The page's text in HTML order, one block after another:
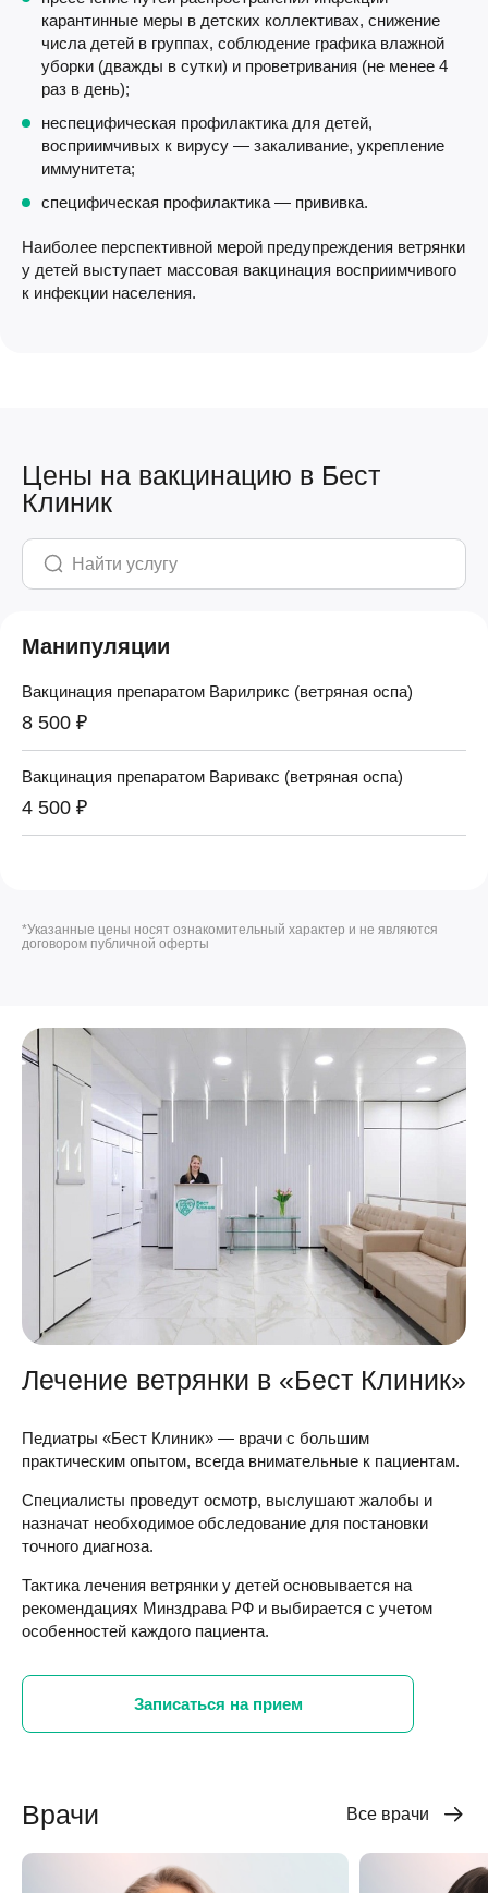
карантинные меры в детских коллективах, снижение
числа детей в группах, соблюдение графика влажной
уборки (дважды в сутки) и проветривания (не менее 4
раз в день);
неспецифическая профилактика для детей,
восприимчивых к вирусу — закаливание, укрепление
иммунитета;
специфическая профилактика — прививка.
Наиболее перспективной мерой предупреждения ветрянки
у детей выступает массовая вакцинация восприимчивого
к инфекции населения.
Цены на вакцинацию в Бест
Клиник
Манипуляции
Вакцинация препаратом Варилрикс (ветряная оспа)
8 500 ₽
Вакцинация препаратом Варивакс (ветряная оспа)
4 500 ₽
*Указанные цены носят ознакомительный характер и не являются
договором публичной оферты
Лечение ветрянки в «Бест Клиник»
Педиатры «Бест Клиник» — врачи с большим
практическим опытом, всегда внимательные к пациентам.
Специалисты проведут осмотр, выслушают жалобы и
назначат необходимое обследование для постановки
точного диагноза.
Тактика лечения ветрянки у детей основывается на
рекомендациях Минздрава РФ и выбирается с учетом
особенностей каждого пациента.
Записаться на прием
Врачи Все врачи